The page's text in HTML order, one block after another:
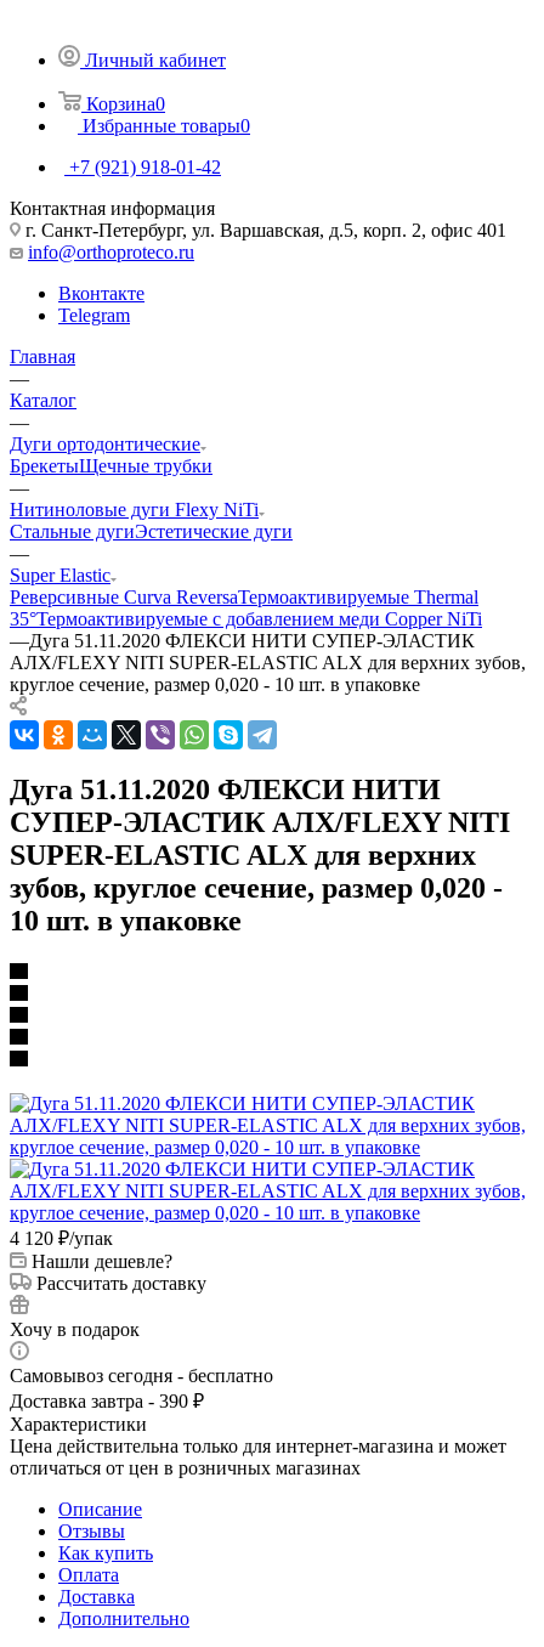
Личный кабинет
Корзина0
Избранные товары0
+7 (921) 918-01-42
Контактная информация
г. Санкт-Петербург, ул. Варшавская, д.5, корп. 2, офис 401
info@orthoproteco.ru
Вконтакте
Telegram
Главная
—
Каталог
—
Дуги ортодонтические
БрекетыЩечные трубки
—
Нитиноловые дуги Flexy NiTi
Стальные дугиЭстетические дуги
—
Super Elastic
Реверсивные Curva ReversaТермоактивируемые Thermal
35°Термоактивируемые с добавлением меди Copper NiTi
—Дуга 51.11.2020 ФЛЕКСИ НИТИ СУПЕР-ЭЛАСТИК
АЛХ/FLEXY NITI SUPER-ELASTIC ALX для верхних зубов,
круглое сечение, размер 0,020 - 10 шт. в упаковке
Дуга 51.11.2020 ФЛЕКСИ НИТИ
СУПЕР-ЭЛАСТИК АЛХ/FLEXY NITI
SUPER-ELASTIC ALX для верхних
зубов, круглое сечение, размер 0,020 -
10 шт. в упаковке
4 120 ₽/упак
Нашли дешевле?
Рассчитать доставку
Хочу в подарок
Самовывоз сегодня - бесплатно
Доставка завтра - 390 ₽
Характеристики
Цена действительна только для интернет-магазина и может
отличаться от цен в розничных магазинах
Описание
Отзывы
Как купить
Оплата
Доставка
Дополнительно